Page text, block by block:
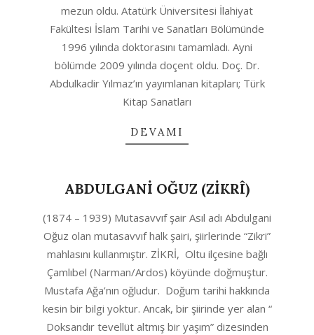
mezun oldu. Atatürk Üniversitesi İlahiyat
Fakültesi İslam Tarihi ve Sanatları Bölümünde
1996 yılında doktorasını tamamladı. Ayni
bölümde 2009 yılında doçent oldu. Doç. Dr.
Abdulkadir Yılmaz’ın yayımlanan kitapları; Türk
Kitap Sanatları
DEVAMI
ABDULGANİ OĞUZ (ZİKRÎ)
10-
06
(1874 – 1939) Mutasavvıf şair Asıl adı Abdulgani
Oğuz olan mutasavvıf halk şairi, şiirlerinde “Zikri”
mahlasını kullanmıştır. ZİKRİ, Oltu ilçesine bağlı
Çamlıbel (Narman/Ardos) köyünde doğmuştur.
Mustafa Ağa’nın oğludur. Doğum tarihi hakkında
kesin bir bilgi yoktur. Ancak, bir şiirinde yer alan “
Doksandır tevellüt altmış bir yaşım” dizesinden